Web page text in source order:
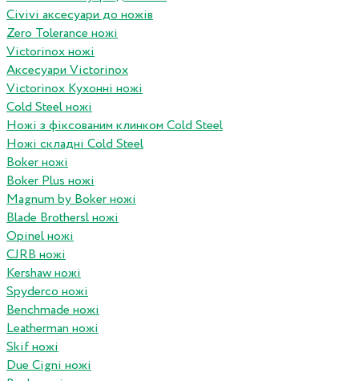
Civivi аксесуари до ножів
Zero Tolerance ножі
Victorinox ножі
Аксесуари Victorinox
Victorinox Кухонні ножі
Cold Steel ножі
Ножі з фіксованим клинком Cold Steel
Ножі складні Cold Steel
Boker ножі
Boker Plus ножі
Magnum by Boker ножі
Blade Brothersl ножі
Opinel ножі
CJRB ножі
Kershaw ножі
Spyderco ножі
Benchmade ножі
Leatherman ножі
Skif ножі
Due Cigni ножі